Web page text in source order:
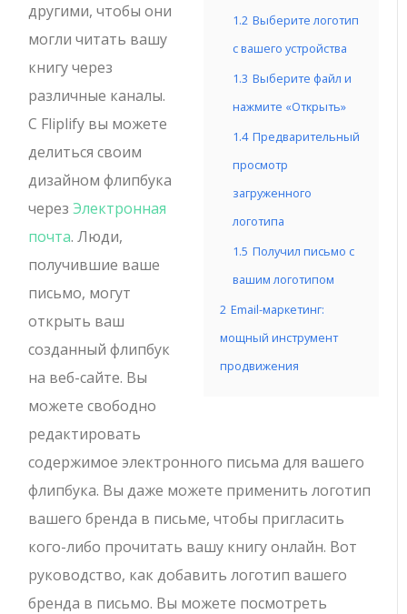
1.2 Выберите логотип
с вашего устройства
1.3 Выберите файл и
нажмите «Открыть»
1.4 Предварительный
просмотр
загруженного
логотипа
1.5 Получил письмо с
вашим логотипом
2 Email-маркетинг:
мощный инструмент
продвижения
другими, чтобы они
могли читать вашу
книгу через
различные каналы.
С Fliplify вы можете
делиться своим
дизайном флипбука
черезЭлектронная
почта. Люди,
получившие ваше
письмо, могут
открыть ваш
созданный флипбук
на веб-сайте. Вы
можете свободно
редактировать
содержимое электронного письма для вашего
флипбука. Вы даже можете применить логотип
вашего бренда в письме, чтобы пригласить
кого-либо прочитать вашу книгу онлайн. Вот
руководство, как добавить логотип вашего
бренда в письмо. Вы можете посмотреть